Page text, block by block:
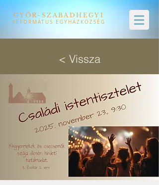
GYŐR-SZABADHEGYI
REFORMÁTUS EGYHÁZKÖZSÉG
< Vissza